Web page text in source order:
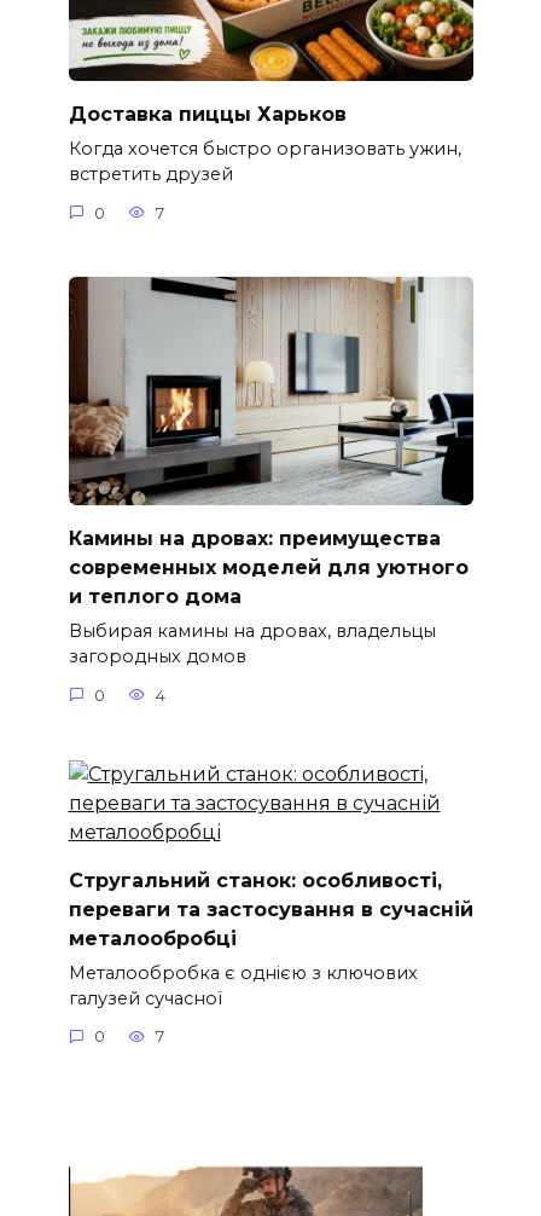
Доставка пиццы Харьков
Когда хочется быстро организовать ужин,
встретить друзей
0 7
Камины на дровах: преимущества
современных моделей для уютного
и теплого дома
Выбирая камины на дровах, владельцы
загородных домов
0 4
Стругальний станок: особливості,
переваги та застосування в сучасній
металообробці
Металообробка є однією з ключових
галузей сучасної
0 7